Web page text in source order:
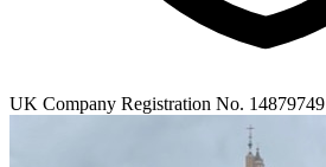
UK Company Registration No. 14879749